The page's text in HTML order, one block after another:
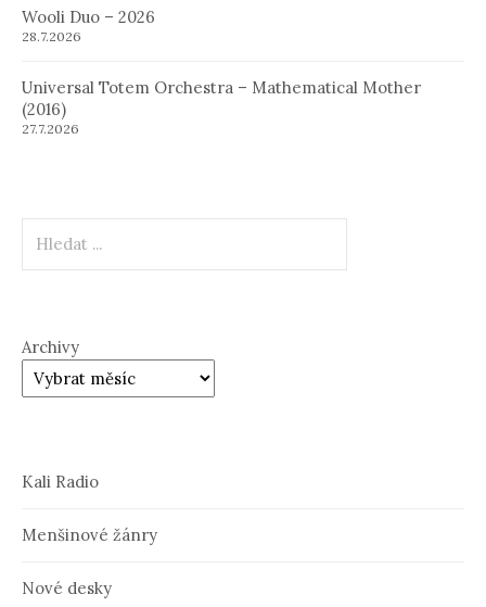
Wooli Duo – 2026
28.7.2026
Universal Totem Orchestra – Mathematical Mother
(2016)
27.7.2026
Archivy
Kali Radio
Menšinové žánry
Nové desky